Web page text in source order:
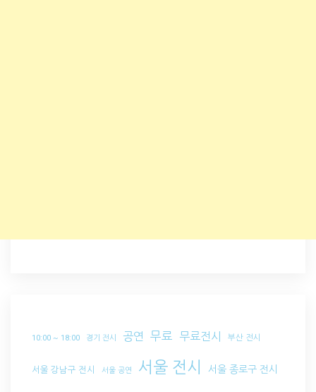
10:00 ~ 18:00 경기 전시 공연 무료 무료전시 부산 전시
서울 강남구 전시 서울 공연 서울 전시 서울 종로구 전시